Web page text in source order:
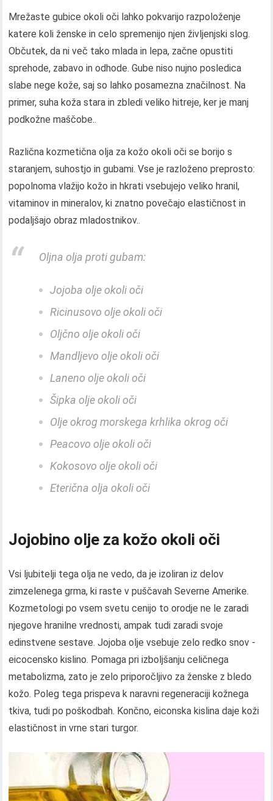
Mrežaste gubice okoli oči lahko pokvarijo razpoloženje
katere koli ženske in celo spremenijo njen življenjski slog.
Občutek, da ni več tako mlada in lepa, začne opustiti
sprehode, zabavo in odhode. Gube niso nujno posledica
slabe nege kože, saj so lahko posamezna značilnost. Na
primer, suha koža stara in zbledi veliko hitreje, ker je manj
podkožne maščobe..
Različna kozmetična olja za kožo okoli oči se borijo s
staranjem, suhostjo in gubami. Vse je razloženo preprosto:
popolnoma vlažijo kožo in hkrati vsebujejo veliko hranil,
vitaminov in mineralov, ki znatno povečajo elastičnost in
podaljšajo obraz mladostnikov..
Oljna olja proti gubam:
Jojoba olje okoli oči
Ricinusovo olje okoli oči
Oljčno olje okoli oči
Mandljevo olje okoli oči
Laneno olje okoli oči
Šipka olje okoli oči
Olje okrog morskega krhlika okrog oči
Peacovo olje okoli oči
Kokosovo olje okoli oči
Eterična olja okoli oči
Jojobino olje za kožo okoli oči
Vsi ljubitelji tega olja ne vedo, da je izoliran iz delov
zimzelenega grma, ki raste v puščavah Severne Amerike.
Kozmetologi po vsem svetu cenijo to orodje ne le zaradi
njegove hranilne vrednosti, ampak tudi zaradi svoje
edinstvene sestave. Jojoba olje vsebuje zelo redko snov -
eicocensko kislino. Pomaga pri izboljšanju celičnega
metabolizma, zato je zelo priporočljivo za ženske z bledo
kožo. Poleg tega prispeva k naravni regeneraciji kožnega
tkiva, tudi po poškodbah. Končno, eiconska kislina daje koži
elastičnost in vrne stari turgor.